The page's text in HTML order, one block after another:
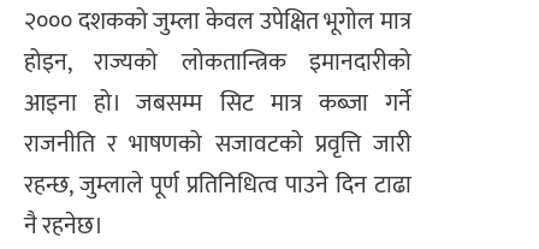
२००० दशकको जुम्ला केवल उपेक्षित भूगोल मात्र
होइन, राज्यको लोकतान्त्रिक इमानदारीको
आइना हो। जबसम्म सिट मात्र कब्जा गर्ने
राजनीति र भाषणको सजावटको प्रवृत्ति जारी
रहन्छ, जुम्लाले पूर्ण प्रतिनिधित्व पाउने दिन टाढा
नै रहनेछ।